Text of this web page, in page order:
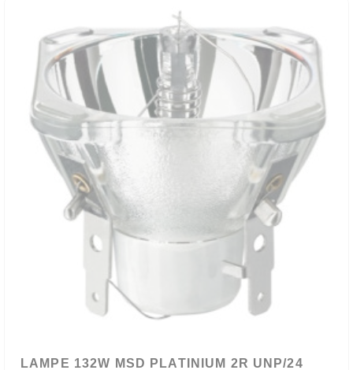
LAMPE 132W MSD PLATINIUM 2R UNP/24